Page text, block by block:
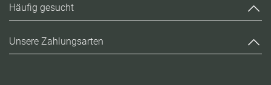
Häufig gesucht
Unsere Zahlungsarten